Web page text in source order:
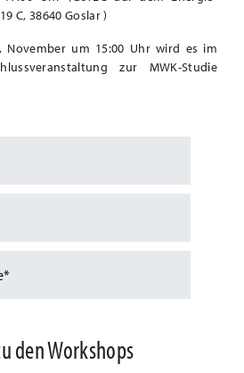
C, 38640 Goslar )
November um 15:00 Uhr wird es im
zur MWK-Studie
den Workshops